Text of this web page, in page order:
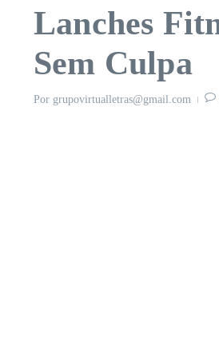
Lanches
Sem Culpa
Por grupovirtualletras@gmail.com